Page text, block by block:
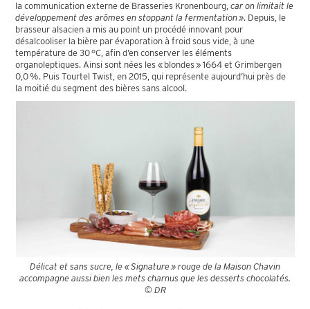
la communication externe de Brasseries Kronenbourg,car on limitait le
développement des arômes en stoppant la fermentation ». Depuis, le
brasseur alsacien a mis au point un procédé innovant pour
désalcooliser la bière par évaporation à froid sous vide, à une
température de 30 °C, afin d’en conserver les éléments
organoleptiques. Ainsi sont nées les « blondes » 1664 et Grimbergen
0,0 %. Puis Tourtel Twist, en 2015, qui représente aujourd’hui près de
la moitié du segment des bières sans alcool.
Délicat et sans sucre, le « Signature » rouge de la Maison Chavin
accompagne aussi bien les mets charnus que les desserts chocolatés.
© DR